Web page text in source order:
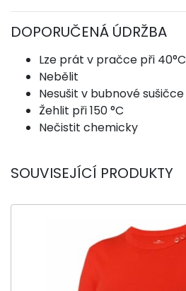
DOPORUČENÁ ÚDRŽBA
Lze prát v pračce při 40°C
Nebělit
Nesušit v bubnové sušičce
Žehlit při 150 °C
Nečistit chemicky
SOUVISEJÍCÍ PRODUKTY